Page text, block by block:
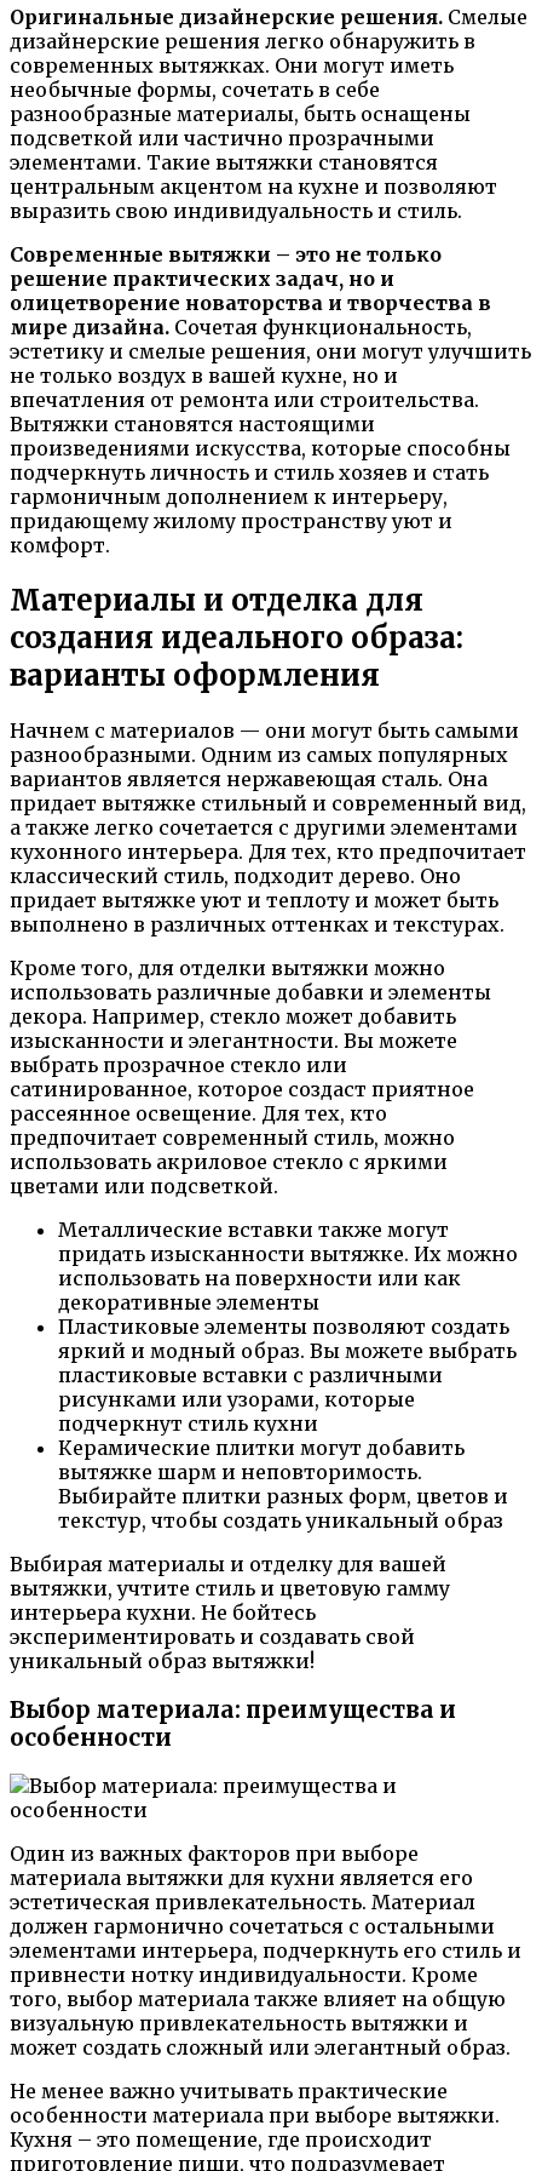
Оригинальные дизайнерские решения. Смелые
дизайнерские решения легко обнаружить в
современных вытяжках. Они могут иметь
необычные формы, сочетать в себе
разнообразные материалы, быть оснащены
подсветкой или частично прозрачными
элементами. Такие вытяжки становятся
центральным акцентом на кухне и позволяют
выразить свою индивидуальность и стиль.
Современные вытяжки – это не только
решение практических задач, но и
олицетворение новаторства и творчества в
мире дизайна. Сочетая функциональность,
эстетику и смелые решения, они могут улучшить
не только воздух в вашей кухне, но и
впечатления от ремонта или строительства.
Вытяжки становятся настоящими
произведениями искусства, которые способны
подчеркнуть личность и стиль хозяев и стать
гармоничным дополнением к интерьеру,
придающему жилому пространству уют и
комфорт.
Материалы и отделка для
создания идеального образа:
варианты оформления
Начнем с материалов — они могут быть самыми
разнообразными. Одним из самых популярных
вариантов является нержавеющая сталь. Она
придает вытяжке стильный и современный вид,
а также легко сочетается с другими элементами
кухонного интерьера. Для тех, кто предпочитает
классический стиль, подходит дерево. Оно
придает вытяжке уют и теплоту и может быть
выполнено в различных оттенках и текстурах.
Кроме того, для отделки вытяжки можно
использовать различные добавки и элементы
декора. Например, стекло может добавить
изысканности и элегантности. Вы можете
выбрать прозрачное стекло или
сатинированное, которое создаст приятное
рассеянное освещение. Для тех, кто
предпочитает современный стиль, можно
использовать акриловое стекло с яркими
цветами или подсветкой.
Металлические вставки также могут
придать изысканности вытяжке. Их можно
использовать на поверхности или как
декоративные элементы
Пластиковые элементы позволяют создать
яркий и модный образ. Вы можете выбрать
пластиковые вставки с различными
рисунками или узорами, которые
подчеркнут стиль кухни
Керамические плитки могут добавить
вытяжке шарм и неповторимость.
Выбирайте плитки разных форм, цветов и
текстур, чтобы создать уникальный образ
Выбирая материалы и отделку для вашей
вытяжки, учтите стиль и цветовую гамму
интерьера кухни. Не бойтесь
экспериментировать и создавать свой
уникальный образ вытяжки!
Выбор материала: преимущества и
особенности
Один из важных факторов при выборе
материала вытяжки для кухни является его
эстетическая привлекательность. Материал
должен гармонично сочетаться с остальными
элементами интерьера, подчеркнуть его стиль и
привнести нотку индивидуальности. Кроме
того, выбор материала также влияет на общую
визуальную привлекательность вытяжки и
может создать сложный или элегантный образ.
Не менее важно учитывать практические
особенности материала при выборе вытяжки.
Кухня – это помещение, где происходит
приготовление пищи, что подразумевает